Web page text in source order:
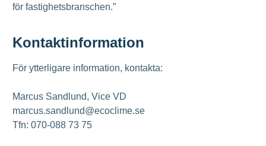
för fastighetsbranschen.”
Kontaktinformation
För ytterligare information, kontakta:
Marcus Sandlund, Vice VD
marcus.sandlund@ecoclime.se
Tfn: 070-088 73 75